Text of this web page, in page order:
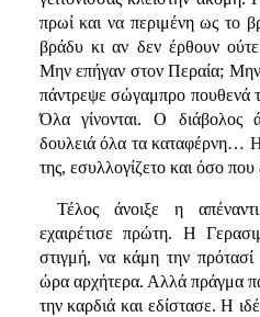
πρωί και να περιμένη ως το
βράδυ κι αν δεν έρθουν
Μην επήγαν στον Περαία;
πάντρεψε σώγαμπρο πουθενά
Όλα γίνονται. Ο διάβολος
δουλειά όλα τα καταφέρνη… Η
της, εσυλλογίζετο και όσο που
Τέλος άνοιξε η
εχαιρέτισε πρώτη. Η
στιγμή, να κάμη την
ώρα αρχήτερα. Αλλά πράγμα
την καρδιά και εδίστασε. Η